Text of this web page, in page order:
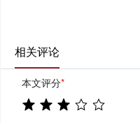
相关评论
本文评分*